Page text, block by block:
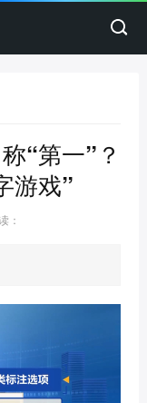
“第一”？
游戏”
：